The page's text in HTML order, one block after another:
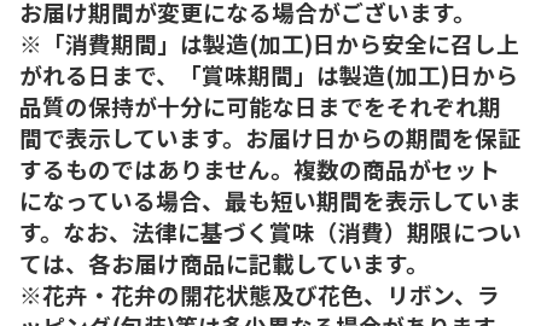
お届け期間が変更になる場合がございます。
※「消費期間」は製造(加工)日から安全に召し上
がれる日まで、「賞味期間」は製造(加工)日から
品質の保持が十分に可能な日までをそれぞれ期
間で表示しています。お届け日からの期間を保証
するものではありません。複数の商品がセット
になっている場合、最も短い期間を表示していま
す。なお、法律に基づく賞味（消費）期限につい
ては、各お届け商品に記載しています。
※花卉・花弁の開花状態及び花色、リボン、ラ